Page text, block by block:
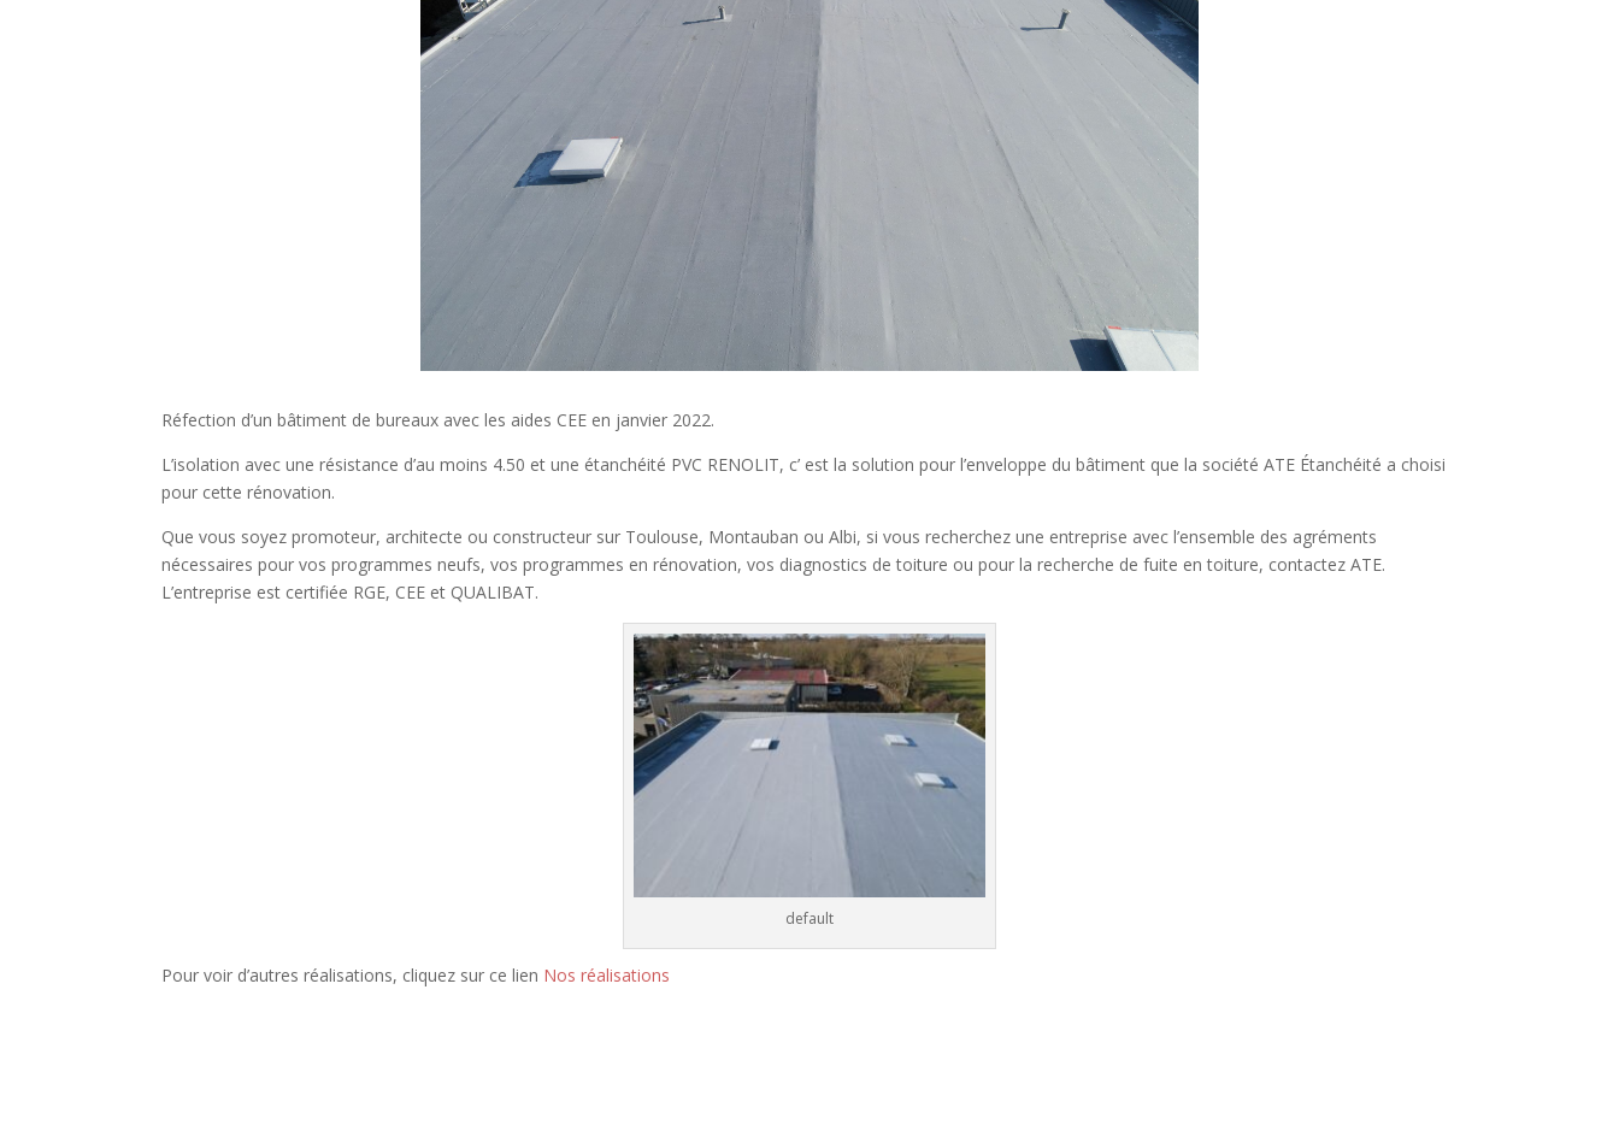
Réfection d’un bâtiment de bureaux avec les aides CEE en janvier 2022.
L’isolation avec une résistance d’au moins 4.50 et une étanchéité PVC RENOLIT, c’ est la solution pour l’enveloppe du bâtiment que la société ATE Étanchéité a choisi
pour cette rénovation.
Que vous soyez promoteur, architecte ou constructeur sur Toulouse, Montauban ou Albi, si vous recherchez une entreprise avec l’ensemble des agréments
nécessaires pour vos programmes neufs, vos programmes en rénovation, vos diagnostics de toiture ou pour la recherche de fuite en toiture, contactez ATE.
L’entreprise est certifiée RGE, CEE et QUALIBAT.
default
Pour voir d’autres réalisations, cliquez sur ce lien Nos réalisations